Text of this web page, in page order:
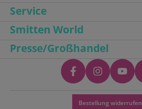
Service
Smitten World
Presse/Großhandel
Bestellung widerrufen